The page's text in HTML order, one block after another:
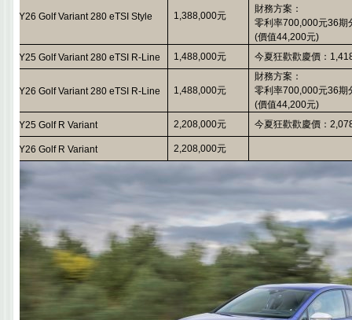
MY26 Golf Variant280 eTSI Style 1,388,000元
財務方案：
零利率700,000元36期
(價值44,200元)
MY25 Golf Variant 280 eTSI R-Line
1,488,000元 今夏狂歡歡慶價：
MY26 Golf Variant 280 eTSI R-Line 1,488,000元
財務方案：
零利率700,000元36期
(價值44,200元)
MY25 Golf R Variant
2,208,000元 今夏狂歡歡慶價：
MY26 Golf R Variant 2,208,000元